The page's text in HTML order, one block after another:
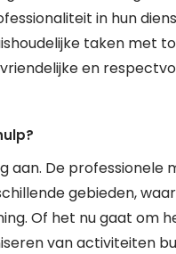
in hun
taken met
en
aan. De professionele
gebieden,
Of het nu gaat om
van activiteiten